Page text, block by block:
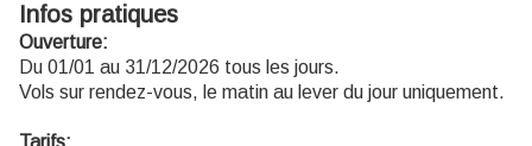
Infos pratiques
Ouverture:
Du 01/01 au 31/12/2026 tous les jours.
Vols sur rendez-vous, le matin au lever du jour uniquement.
Tarifs: